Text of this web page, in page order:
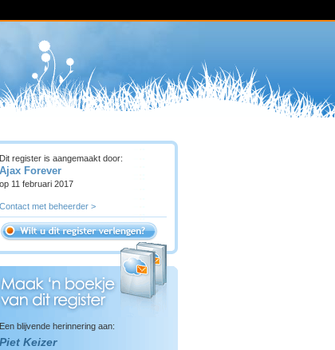
Dit register is aangemaakt door:
Ajax Forever
op 11 februari 2017
Contact met beheerder >
Een blijvende herinnering aan:
Piet Keizer